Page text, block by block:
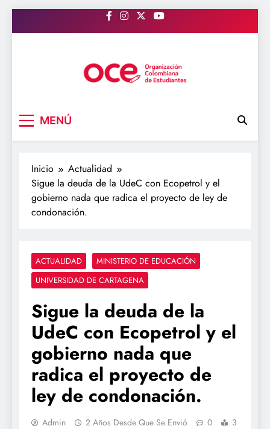
al
MENÚ
Inicio
Actualidad
Sigue la deuda de la UdeC con Ecopetrol y el
gobierno nada que radica el proyecto de ley de
condonación.
ACTUALIDAD
MINISTERIO DE EDUCACIÓN
UNIVERSIDAD DE CARTAGENA
Sigue la deuda de la
UdeC con Ecopetrol y el
gobierno nada que
radica el proyecto de
ley de condonación.
Admin 2 Años Desde Que Se Envió 0
3